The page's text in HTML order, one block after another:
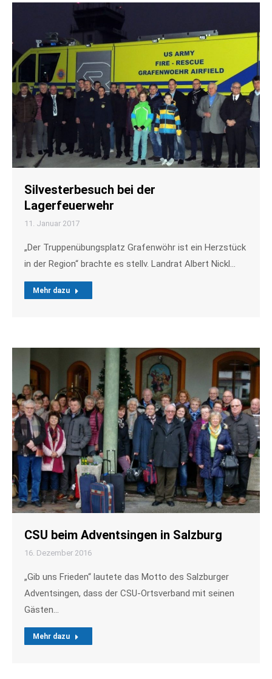
Silvesterbesuch bei der
Lagerfeuerwehr
11. Januar 2017
„Der Truppenübungsplatz Grafenwöhr ist ein Herzstück
in der Region“ brachte es stellv. Landrat Albert Nickl…
Mehr dazu
CSU beim Adventsingen in Salzburg
16. Dezember 2016
„Gib uns Frieden“ lautete das Motto des Salzburger
Adventsingen, dass der CSU-Ortsverband mit seinen
Gästen…
Mehr dazu